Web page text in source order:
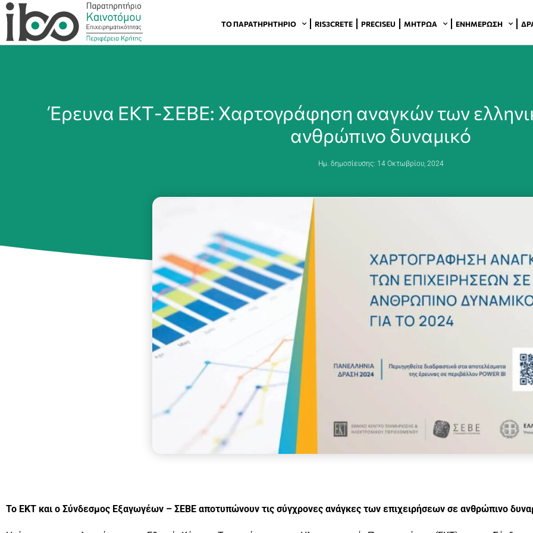
ΤΟ ΠΑΡΑΤΗΡΗΤΉΡΙΟ RIS3CRETE PRECISEU ΜΗΤΡΏΑ ΕΝΗΜΈΡΩΣΗ
Έρευνα ΕΚΤ-ΣΕΒΕ: Χαρτογράφηση αναγκών των
ανθρώπινο δυναμικό
Ημ. δημοσίευσης: 14 Οκτωβρίου, 2024
Το ΕΚΤ και ο Σύνδεσμος Εξαγωγέων – ΣΕΒΕ αποτυπώνουν τις σύγχρονες ανάγκες των επιχειρήσεων σε ανθρώπινο